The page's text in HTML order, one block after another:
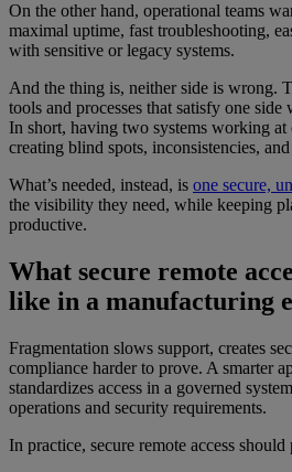
On the other hand, operational teams
maximal uptime, fast troubleshooting,
with sensitive or legacy systems.
And the thing is, neither side is wrong.
tools and processes that satisfy one
In short, having two systems working at
creating blind spots, inconsistencies,
What’s needed, instead, is one secure,
the visibility they need, while keeping
productive.
What secure remote
like in a manufacturing
Fragmentation slows support, creates
compliance harder to prove. A smarter
standardizes access in a governed
operations and security requirements.
In practice, secure remote access should